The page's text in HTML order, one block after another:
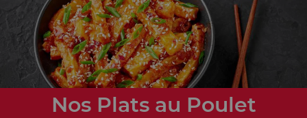
Nos Plats au Poulet